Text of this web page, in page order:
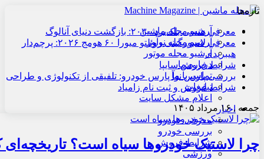
آرشیو مجله ماشین
آرشیو مجله نوآور
آرشیو مجله موتور
درباره ما
تماس با ما
تبلیغات
اعلام مشکل سایت
اخبار
معرفی خودرو
بررسی خودرو
شرایط فروش
ورزشی
تازه‌ها
معرفی هنسی بلک‌برد ۲۰۳۰: بازگشت دنیای آنالوگ
معرفی لامبورگینی روئلتو میورا ۶۰ هومج ۲۰۲۶: پرچم‌دار
هیبریدی
شرایط فروش سایپا
بررسی پارس نوآ پارس خودرو: تلفیقی از تکنولوژی و طراحی
شرایط فروش و ثبت نام زامیاد
جمعه , ۱۶ مرداد ۱۴۰۵
چرا لاستیک خودروها سیاه است؟